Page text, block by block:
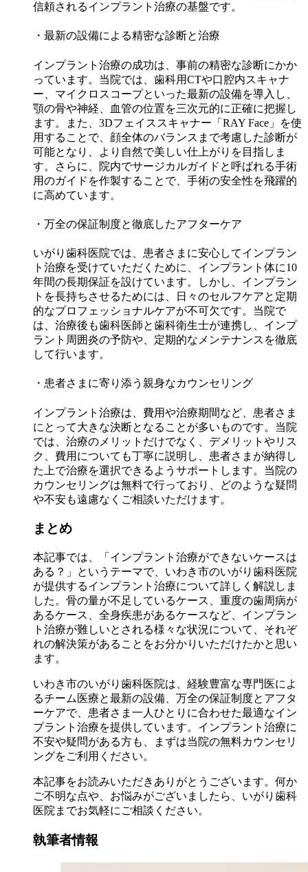
信頼されるインプラント治療の基盤です。
・最新の設備による精密な診断と治療
インプラント治療の成功は、事前の精密な診断にかか
っています。当院では、歯科用CTや口腔内スキャナ
ー、マイクロスコープといった最新の設備を導入し、
顎の骨や神経、血管の位置を三次元的に正確に把握し
ます。また、3Dフェイススキャナー「RAY Face」を使
用することで、顔全体のバランスまで考慮した診断が
可能となり、より自然で美しい仕上がりを目指しま
す。さらに、院内でサージカルガイドと呼ばれる手術
用のガイドを作製することで、手術の安全性を飛躍的
に高めています。
・万全の保証制度と徹底したアフターケア
いがり歯科医院では、患者さまに安心してインプラン
ト治療を受けていただくために、インプラント体に10
年間の長期保証を設けています。しかし、インプラン
トを長持ちさせるためには、日々のセルフケアと定期
的なプロフェッショナルケアが不可欠です。当院で
は、治療後も歯科医師と歯科衛生士が連携し、インプ
ラント周囲炎の予防や、定期的なメンテナンスを徹底
して行います。
・患者さまに寄り添う親身なカウンセリング
インプラント治療は、費用や治療期間など、患者さま
にとって大きな決断となることが多いものです。当院
では、治療のメリットだけでなく、デメリットやリス
ク、費用についても丁寧に説明し、患者さまが納得し
た上で治療を選択できるようサポートします。当院の
カウンセリングは無料で行っており、どのような疑問
や不安も遠慮なくご相談いただけます。
まとめ
本記事では、「インプラント治療ができないケースは
ある？」というテーマで、いわき市のいがり歯科医院
が提供するインプラント治療について詳しく解説しま
した。骨の量が不足しているケース、重度の歯周病が
あるケース、全身疾患があるケースなど、インプラン
ト治療が難しいとされる様々な状況について、それぞ
れの解決策があることをお分かりいただけたかと思い
ます。
いわき市のいがり歯科医院は、経験豊富な専門医によ
るチーム医療と最新の設備、万全の保証制度とアフタ
ーケアで、患者さま一人ひとりに合わせた最適なイン
プラント治療を提供しています。インプラント治療に
不安や疑問がある方も、まずは当院の無料カウンセリ
ングをご利用ください。
本記事をお読みいただきありがとうございます。何か
ご不明な点や、お悩みがございましたら、いがり歯科
医院までお気軽にご相談ください。
執筆者情報